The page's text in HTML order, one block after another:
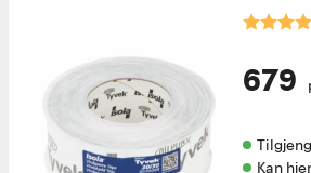
679
Kan